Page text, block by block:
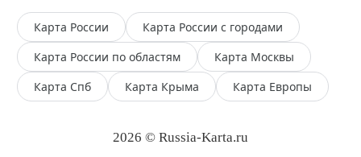
Карта России
Карта России с городами
Карта России по областям
Карта Москвы
Карта Спб
Карта Крыма Карта Европы
2026 © Russia-Karta.ru